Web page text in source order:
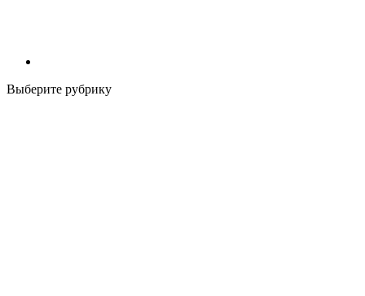
Выберите рубрику